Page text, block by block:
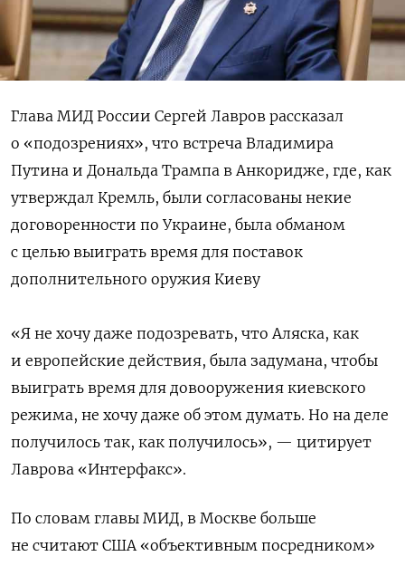
Глава МИД России Сергей Лавров рассказал
о «подозрениях», что встреча Владимира
Путина и Дональда Трампа в Анкоридже, где, как
утверждал Кремль, были согласованы некие
договоренности по Украине, была обманом
с целью выиграть время для поставок
дополнительного оружия Киеву
«Я не хочу даже подозревать, что Аляска, как
и европейские действия, была задумана, чтобы
выиграть время для довооружения киевского
режима, не хочу даже об этом думать. Но на деле
получилось так, как получилось», — цитирует
Лаврова «Интерфакс».
По словам главы МИД, в Москве больше
не считают США «объективным посредником»